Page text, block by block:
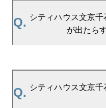
Q. シティハウス文京千
が出たら
A.当サイトには、「売
ト機能がございます
登録いただきますと
Q. シティハウス文京